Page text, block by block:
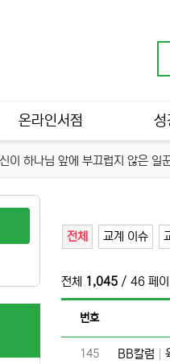
온라인서점 성
이 하나님 앞에 부끄럽지 않은
전체 교계 이슈
전체 1,045 / 46 페
번호
번호
145 BB칼럼